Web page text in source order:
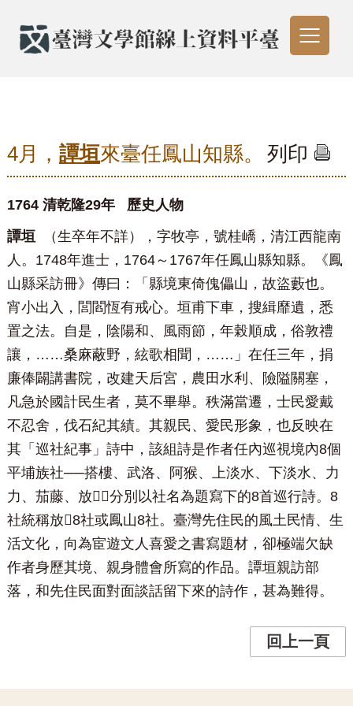
4月， 譚垣來臺任鳳山知縣。 列印
1764 清乾隆29年
歷史人物
譚垣（生卒年不詳），字牧亭，號桂嶠，清江西龍南
人。1748年進士，1764～1767年任鳳山縣知縣。《鳳
山縣采訪冊》傳曰：「縣境東倚傀儡山，故盜藪也。
宵小出入，閭閻恆有戒心。垣甫下車，搜緝靡遺，悉
置之法。自是，陰陽和、風雨節，年榖順成，俗敦禮
讓，……桑麻蔽野，絃歌相聞，……」在任三年，捐
廉俸闢講書院，改建天后宮，農田水利、險隘關塞，
凡急於國計民生者，莫不畢舉。秩滿當遷，士民愛戴
不忍舍，伐石紀其績。其親民、愛民形象，也反映在
其「巡社紀事」詩中，該組詩是作者任內巡視境內8個
平埔族社──搭樓、武洛、阿猴、上淡水、下淡水、力
力、茄藤、放，分別以社名為題寫下的8首巡行詩。8
社統稱放8社或鳳山8社。臺灣先住民的風土民情、生
活文化，向為宦遊文人喜愛之書寫題材，卻極端欠缺
作者身歷其境、親身體會所寫的作品。譚垣親訪部
落，和先住民面對面談話留下來的詩作，甚為難得。
回上一頁